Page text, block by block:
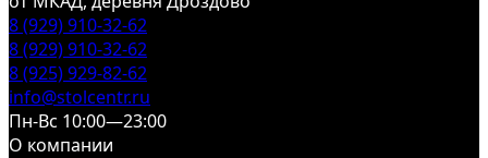
8 (929) 910-32-62
8 (929) 910-32-62
8 (925) 929-82-62
info@stolcentr.ru
Пн-Вс 10:00—23:00
О компании